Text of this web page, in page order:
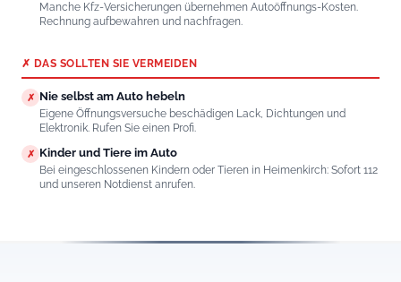
Manche Kfz-Versicherungen übernehmen Autoöffnungs-Kosten.
Rechnung aufbewahren und nachfragen.
✗ DAS SOLLTEN SIE VERMEIDEN
✗ Nie selbst am Auto hebeln
Eigene Öffnungsversuche beschädigen Lack, Dichtungen und
Elektronik. Rufen Sie einen Profi.
✗ Kinder und Tiere im Auto
Bei eingeschlossenen Kindern oder Tieren in Heimenkirch: Sofort 112
und unseren Notdienst anrufen.